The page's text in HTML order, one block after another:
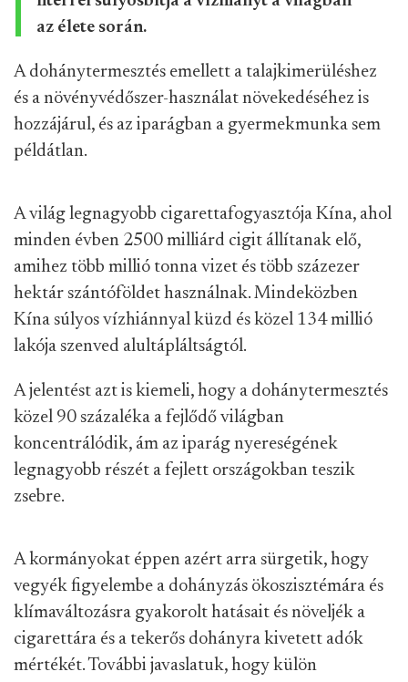
az élete során.
A dohánytermesztés emellett a talajkimerüléshez
és a növényvédőszer-használat növekedéséhez is
hozzájárul, és az iparágban a gyermekmunka sem
példátlan.
A világ legnagyobb cigarettafogyasztója Kína, ahol
minden évben 2500 milliárd cigit állítanak elő,
amihez több millió tonna vizet és több százezer
hektár szántóföldet használnak. Mindeközben
Kína súlyos vízhiánnyal küzd és közel 134 millió
lakója szenved alultápláltságtól.
A jelentést azt is kiemeli, hogy a dohánytermesztés
közel 90 százaléka a fejlődő világban
koncentrálódik, ám az iparág nyereségének
legnagyobb részét a fejlett országokban teszik
zsebre.
A kormányokat éppen azért arra sürgetik, hogy
vegyék figyelembe a dohányzás ökoszisztémára és
klímaváltozásra gyakorolt hatásait és növeljék a
cigarettára és a tekerős dohányra kivetett adók
mértékét. További javaslatuk, hogy külön